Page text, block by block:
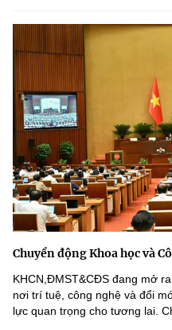
Chuyển động Khoa học và
KHCN,ĐMST&CĐS đang mở
nơi trí tuệ, công nghệ và đổi
lực quan trọng cho tương lai.